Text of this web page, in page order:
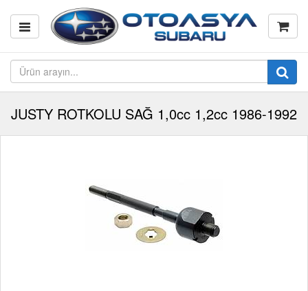
JUSTY ROTKOLU SAĞ 1,0cc 1,2cc 1986-1992